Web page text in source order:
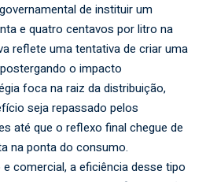
de instituir um
e quatro centavos por litro na
reflete uma tentativa de criar uma
o impacto
foca na raiz da distribuição,
seja repassado pelos
até que o reflexo final chegue de
na ponta do consumo.
comercial, a eficiência desse tipo